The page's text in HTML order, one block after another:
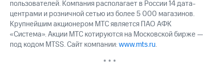
пользователей. Компания располагает в России 14 дата-
центрами и розничной сетью из более 5 000 магазинов.
Крупнейшим акционером МТС является ПАО АФК
«Система». Акции МТС котируются на Московской бирже —
под кодом MTSS. Сайт компании:www.mts.ru.
* * *